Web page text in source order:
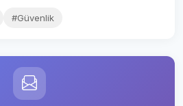
#Güvenlik